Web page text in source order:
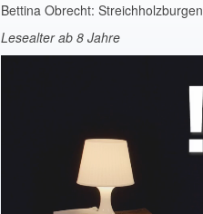
Bettina Obrecht: Streichholzburgen
Lesealter ab 8 Jahre